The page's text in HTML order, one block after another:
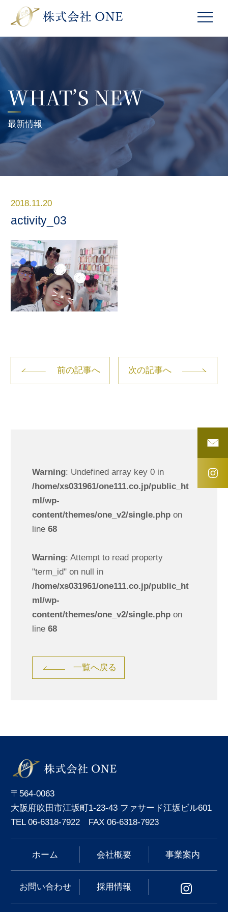
WHAT’S NEW
最新情報
2018.11.20
activity_03
前の記事へ 次の記事へ
Warning: Undefined array key 0 in
/home/xs031961/one111.co.jp/public_ht
ml/wp-
content/themes/one_v2/single.phpon
line 68
Warning: Attempt to read property
"term_id" on null in
/home/xs031961/one111.co.jp/public_ht
ml/wp-
content/themes/one_v2/single.phpon
line 68
一覧へ戻る
〒564-0063
大阪府吹田市江坂町1-23-43 ファサード江坂ビル601
TEL 06-6318-7922 FAX 06-6318-7923
ホーム 会社概要 事業案内
お問い合わせ 採用情報